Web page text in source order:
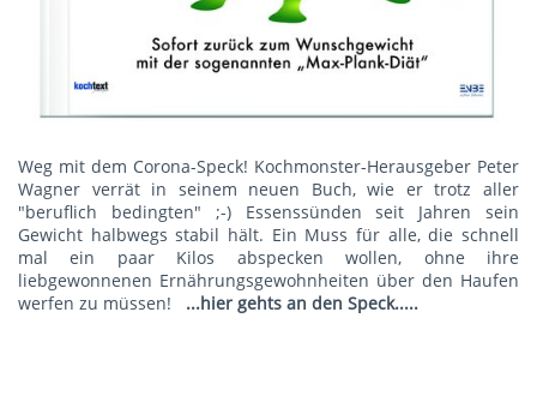
Weg mit dem Corona-Speck! Kochmonster-Herausgeber Peter
Wagner verrät in seinem neuen Buch, wie er trotz aller
"beruflich bedingten" ;-) Essenssünden seit Jahren sein
Gewicht halbwegs stabil hält. Ein Muss für alle, die schnell
mal ein paar Kilos abspecken wollen, ohne ihre
liebgewonnenen Ernährungsgewohnheiten über den Haufen
werfen zu müssen!
...hier gehts an den Speck.....